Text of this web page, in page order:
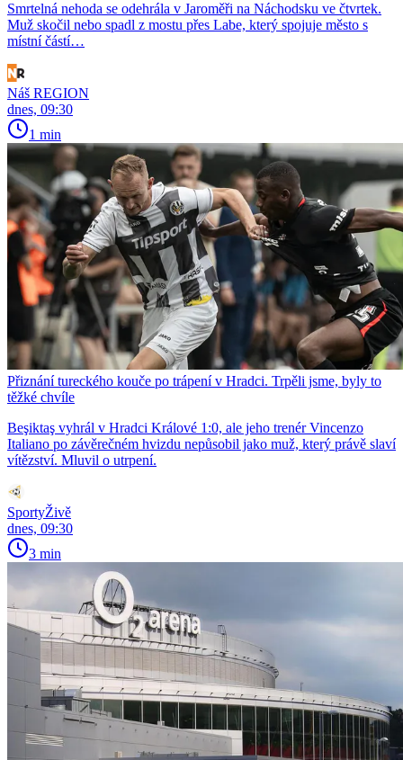
Smrtelná nehoda se odehrála v Jaroměři na Náchodsku ve čtvrtek.
Muž skočil nebo spadl z mostu přes Labe, který spojuje město s
místní částí…
Náš REGION
dnes, 09:30
1 min
Přiznání tureckého kouče po trápení v Hradci. Trpěli jsme, byly to
těžké chvíle
Beşiktaş vyhrál v Hradci Králové 1:0, ale jeho trenér Vincenzo
Italiano po závěrečném hvizdu nepůsobil jako muž, který právě slaví
vítězství. Mluvil o utrpení.
SportyŽivě
dnes, 09:30
3 min